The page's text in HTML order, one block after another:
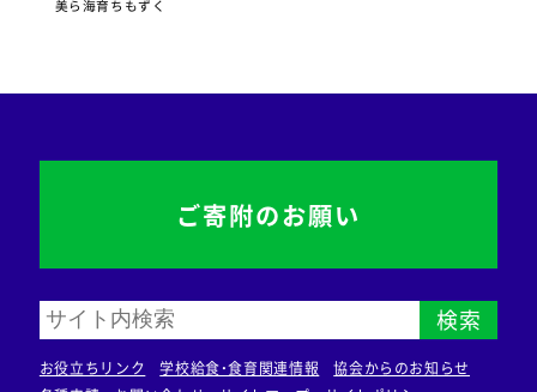
美ら海育ちもずく
検索
お役立ちリンク 学校給食・食育関連情報
協会からのお知らせ
ご寄附のお願い